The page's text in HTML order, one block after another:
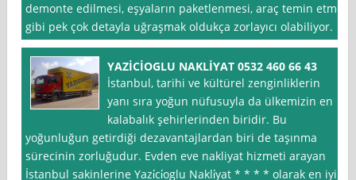
demonte edilmesi, eşyaların paketlenmesi, araç temin etme
gibi pek çok detayla uğraşmak oldukça zorlayıcı olabiliyor.
YAZİCİOGLU NAKLİYAT 0532 460 66 43
İstanbul, tarihi ve kültürel zenginliklerin
yanı sıra yoğun nüfusuyla da ülkemizin en
kalabalık şehirlerinden biridir. Bu
yoğunluğun getirdiği dezavantajlardan biri de taşınma
sürecinin zorluğudur. Evden eve nakliyat hizmeti arayan
İstanbul sakinlerine Yazi̇ci̇oglu Nakli̇yat * * * * olarak en iyi